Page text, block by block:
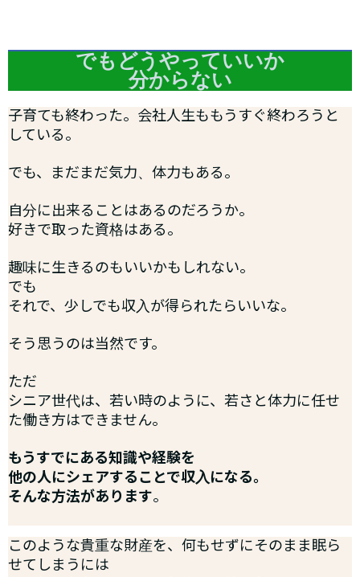
でもどうやっていいか
分からない
子育ても終わった。会社人生ももうすぐ終わろうと
している。
でも、まだまだ気力、体力もある。
自分に出来ることはあるのだろうか。
好きで取った資格はある。
趣味に生きるのもいいかもしれない。
でも
それで、少しでも収入が得られたらいいな。
そう思うのは当然です。
ただ
シニア世代は、若い時のように、若さと体力に任せ
た働き方はできません。
もうすでにある知識や経験を
他の人にシェアすることで収入になる。
そんな方法があります。
このような貴重な財産を、何もせずにそのまま眠ら
せてしまうには